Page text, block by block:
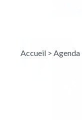
Accueil > Agenda